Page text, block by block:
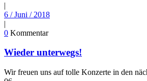
|
6 / Juni / 2018
|
0 Kommentar
Wieder unterwegs!
Wir freuen uns auf tolle Konzerte in den